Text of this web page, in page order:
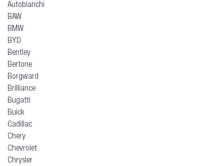
Autobianchi
BAW
BMW
BYD
Bentley
Bertone
Borgward
Brilliance
Bugatti
Buick
Cadillac
Chery
Chevrolet
Chrysler